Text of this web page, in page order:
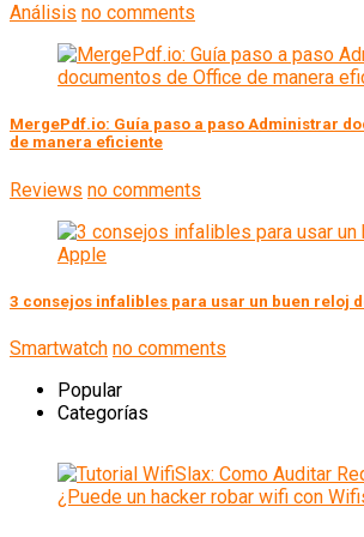
Análisis no comments
MergePdf.io: Guía paso a paso Administrar
de manera eficiente
Reviews no comments
3 consejos infalibles para usar un buen reloj
Smartwatch no comments
Popular
Categorías